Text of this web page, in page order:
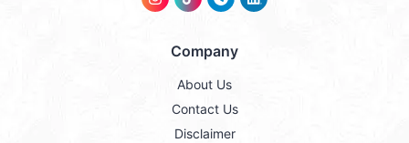
Company
About Us
Contact Us
Disclaimer